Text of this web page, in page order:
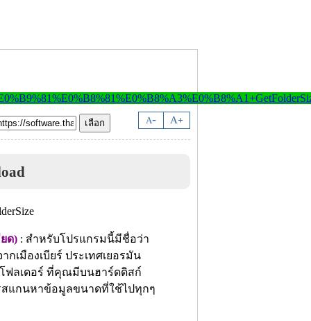
A- A+
ด) : สำหรับโปรแกรมนี้มีชื่อว่า
มืองเบียร์ ประเทศเยอรมัน
โฟลเดอร์ ที่คุณมีบนฮาร์ดดิสก์
รสแกนหาข้อมูลขนาดที่ใช้ไปทุกๆ